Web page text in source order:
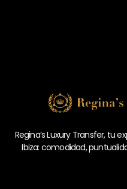
Regina’s Luxury Transfer, tu
Ibiza: comodidad,